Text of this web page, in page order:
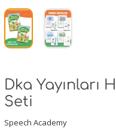
Dka Yayınları
Seti
Speech Academy